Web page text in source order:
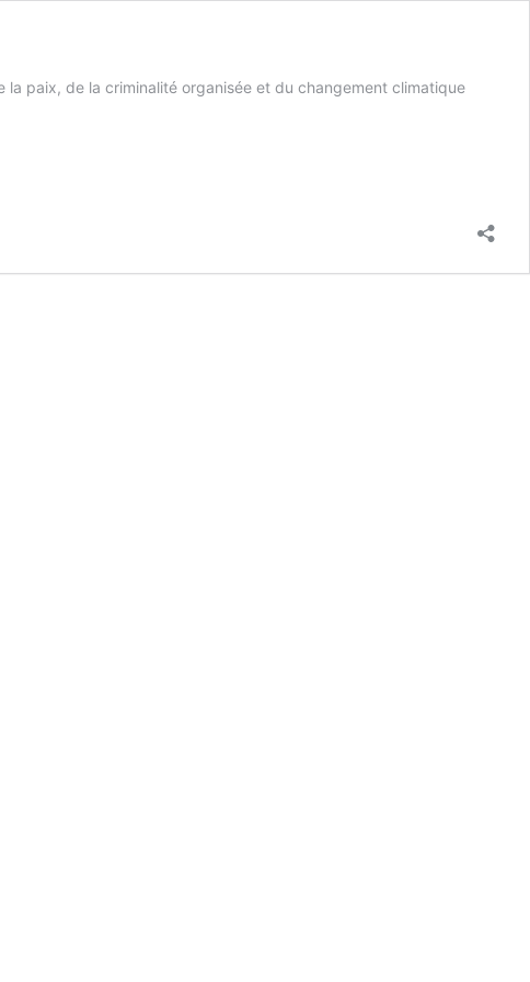
paix, de la criminalité organisée et du changement climatique